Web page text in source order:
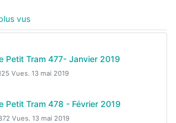
vus
Petit Tram 477- Janvier 2019
Vues. 13 mai 2019
Petit Tram 478 - Février 2019
Vues. 13 mai 2019